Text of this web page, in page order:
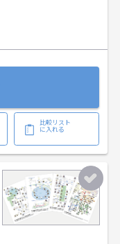
比較リスト
に入れる